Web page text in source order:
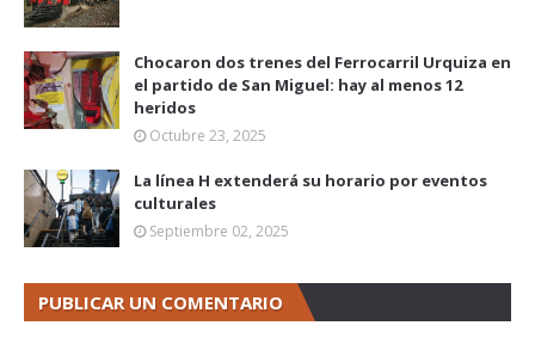
Chocaron dos trenes del Ferrocarril Urquiza en
el partido de San Miguel: hay al menos 12
heridos
Octubre 23, 2025
La línea H extenderá su horario por eventos
culturales
Septiembre 02, 2025
PUBLICAR UN COMENTARIO